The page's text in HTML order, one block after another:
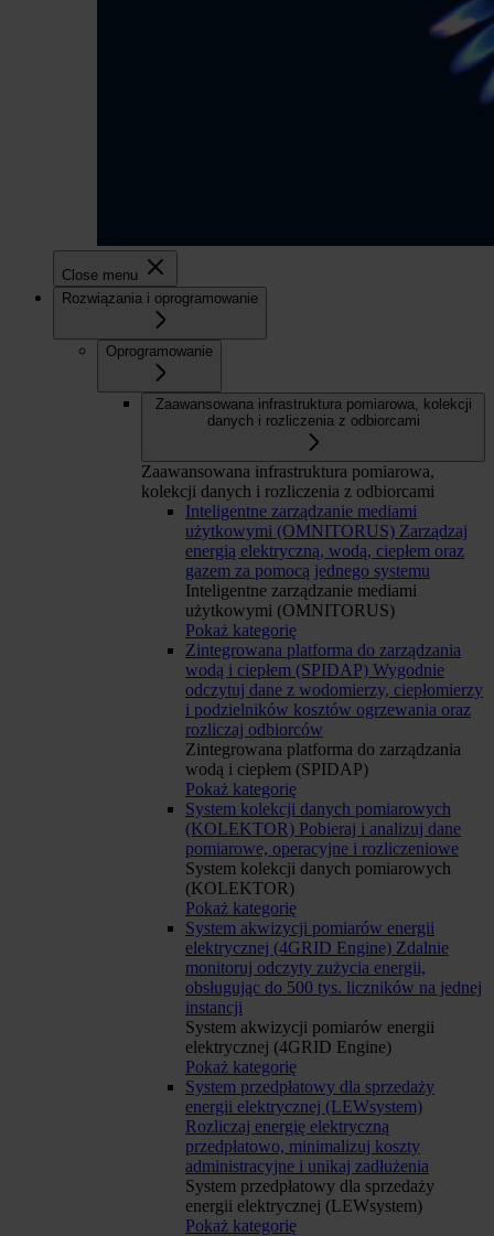
Close menu
Rozwiązania i oprogramowanie
Oprogramowanie
Zaawansowana infrastruktura pomiarowa, kolekcji
danych i rozliczenia z odbiorcami
Zaawansowana infrastruktura pomiarowa,
kolekcji danych i rozliczenia z odbiorcami
Inteligentne zarządzanie mediami
użytkowymi (OMNITORUS) Zarządzaj
energią elektryczną, wodą, ciepłem oraz
gazem za pomocą jednego systemu
Inteligentne zarządzanie mediami
użytkowymi (OMNITORUS)
Pokaż kategorię
Zintegrowana platforma do zarządzania
wodą i ciepłem (SPIDAP) Wygodnie
odczytuj dane z wodomierzy, ciepłomierzy
i podzielników kosztów ogrzewania oraz
rozliczaj odbiorców
Zintegrowana platforma do zarządzania
wodą i ciepłem (SPIDAP)
Pokaż kategorię
System kolekcji danych pomiarowych
(KOLEKTOR) Pobieraj i analizuj dane
pomiarowe, operacyjne i rozliczeniowe
System kolekcji danych pomiarowych
(KOLEKTOR)
Pokaż kategorię
System akwizycji pomiarów energii
elektrycznej (4GRID Engine) Zdalnie
monitoruj odczyty zużycia energii,
obsługując do 500 tys. liczników na jednej
instancji
System akwizycji pomiarów energii
elektrycznej (4GRID Engine)
Pokaż kategorię
System przedpłatowy dla sprzedaży
energii elektrycznej (LEWsystem)
Rozliczaj energię elektryczną
przedpłatowo, minimalizuj koszty
administracyjne i unikaj zadłużenia
System przedpłatowy dla sprzedaży
energii elektrycznej (LEWsystem)
Pokaż kategorię